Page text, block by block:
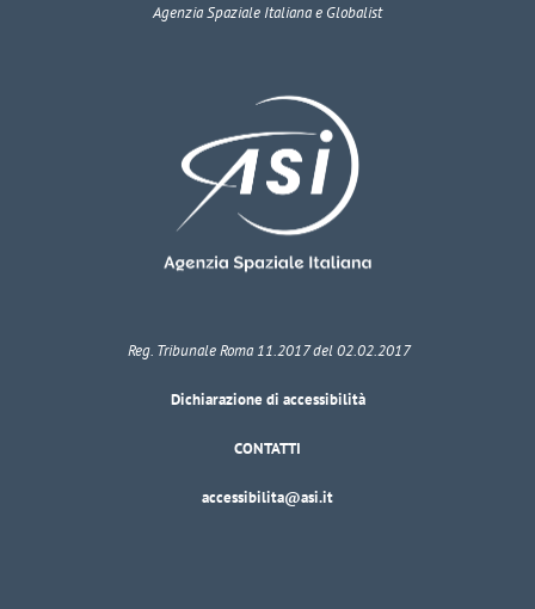
Agenzia Spaziale Italiana e Globalist
Reg. Tribunale Roma 11.2017 del 02.02.2017
Dichiarazione di accessibilità
CONTATTI
accessibilita@asi.it